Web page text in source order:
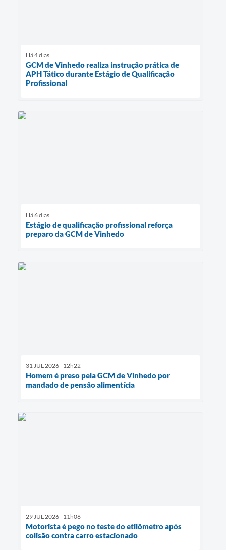
Há 4 dias
GCM de Vinhedo realiza instrução prática de
APH Tático durante Estágio de Qualificação
Profissional
Há 6 dias
Estágio de qualificação profissional reforça
preparo da GCM de Vinhedo
31 JUL 2026 - 12h22
Homem é preso pela GCM de Vinhedo por
mandado de pensão alimentícia
29 JUL 2026 - 11h06
Motorista é pego no teste do etilômetro após
colisão contra carro estacionado